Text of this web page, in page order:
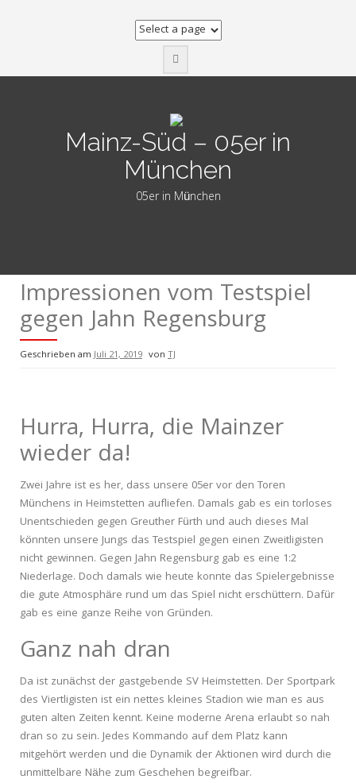
Mainz-Süd – 05er in
München
05er in München
Impressionen vom Testspiel
gegen Jahn Regensburg
Geschrieben amJuli 21, 2019 von TJ
Hurra, Hurra, die Mainzer
wieder da!
Zwei Jahre ist es her, dass unsere 05er vor den Toren
Münchens in Heimstetten aufliefen. Damals gab es ein torloses
Unentschieden gegen Greuther Fürth und auch dieses Mal
könnten unsere Jungs das Testspiel gegen einen Zweitligisten
nicht gewinnen. Gegen Jahn Regensburg gab es eine 1:2
Niederlage. Doch damals wie heute konnte das Spielergebnisse
die gute Atmosphäre rund um das Spiel nicht erschüttern. Dafür
gab es eine ganze Reihe von Gründen.
Ganz nah dran
Da ist zunächst der gastgebende SV Heimstetten. Der Sportpark
des Viertligisten ist ein nettes kleines Stadion wie man es aus
guten alten Zeiten kennt. Keine moderne Arena erlaubt so nah
dran so zu sein. Jedes Kommando auf dem Platz kann
mitgehört werden und die Dynamik der Aktionen wird durch die
unmittelbare Nähe zum Geschehen begreifbar.